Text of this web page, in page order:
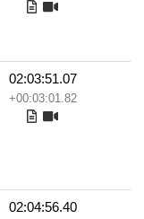
02:03:51.07
+00:03:01.82
02:04:56.40